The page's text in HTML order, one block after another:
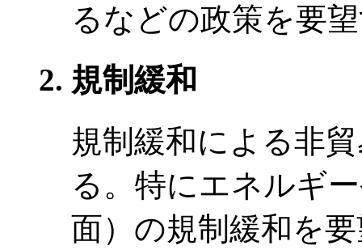
るなどの政策を要
規制緩和
規制緩和による非
る。特にエネルギ
面）の規制緩和を